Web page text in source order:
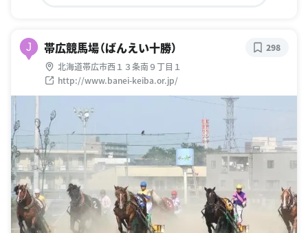
J 帯広競馬場（ばんえい十勝）
北海道帯広市西１３条南９丁目１
http://www.banei-keiba.or.jp/
298